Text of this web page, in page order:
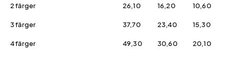
2 färger 26,10 16,20 10,60
3 färger 37,70 23,40 15,30
4 färger 49,30 30,60 20,10